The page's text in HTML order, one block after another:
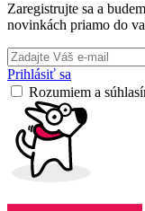
Zaregistrujte sa a
novinkách priamo do
Prihlásiť sa
Rozumiem a